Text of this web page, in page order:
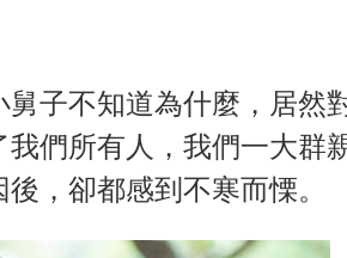
子不知道為什麼，居然
們所有人，我們一大群
，卻都感到不寒而慄。